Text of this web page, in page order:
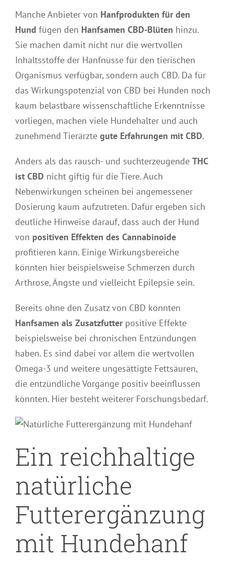
Manche Anbieter von Hanfprodukten für den
Hund fügen den Hanfsamen CBD-Blüten hinzu.
Sie machen damit nicht nur die wertvollen
Inhaltsstoffe der Hanfnüsse für den tierischen
Organismus verfügbar, sondern auch CBD. Da für
das Wirkungspotenzial von CBD bei Hunden noch
kaum belastbare wissenschaftliche Erkenntnisse
vorliegen, machen viele Hundehalter und auch
zunehmend Tierärzte gute Erfahrungen mit CBD.
Anders als das rausch- und suchterzeugende THC
ist CBD nicht giftig für die Tiere. Auch
Nebenwirkungen scheinen bei angemessener
Dosierung kaum aufzutreten. Dafür ergeben sich
deutliche Hinweise darauf, dass auch der Hund
von positiven Effekten des Cannabinoide
profitieren kann. Einige Wirkungsbereiche
könnten hier beispielsweise Schmerzen durch
Arthrose, Ängste und vielleicht Epilepsie sein.
Bereits ohne den Zusatz von CBD könnten
Hanfsamen als Zusatzfutterpositive Effekte
beispielsweise bei chronischen Entzündungen
haben. Es sind dabei vor allem die wertvollen
Omega-3 und weitere ungesättigte Fettsäuren,
die entzündliche Vorgänge positiv beeinflussen
könnten. Hier besteht weiterer Forschungsbedarf.
Ein reichhaltige
natürliche
Futterergänzung
mit Hundehanf